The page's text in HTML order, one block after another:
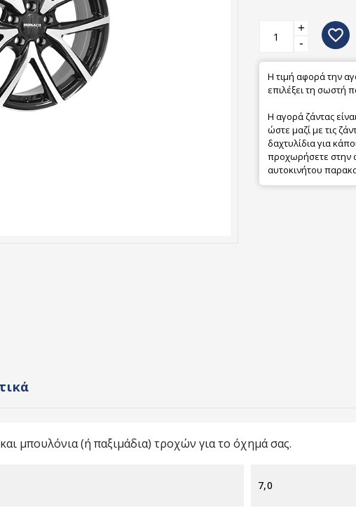
+
-
favorite_border
Η τιμή αφορά την
επιλέξει τη σωστή
Η αγορά ζάντας
ώστε μαζί με τις
δαχτυλίδια για
προχωρήσετε στην
αυτοκινήτου
μπουλόνια (ή παξιμάδια) τροχών για το όχημά σας.
7,0